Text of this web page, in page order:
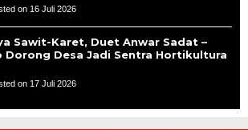
on 16 Juli 2026
Sawit-Karet, Duet Anwar Sadat –
Dorong Desa Jadi Sentra Hortikultura
on 17 Juli 2026